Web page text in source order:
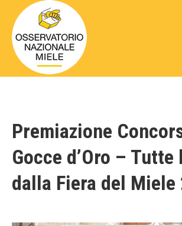
Premiazione
Gocce d’Oro –
dalla Fiera del Miele